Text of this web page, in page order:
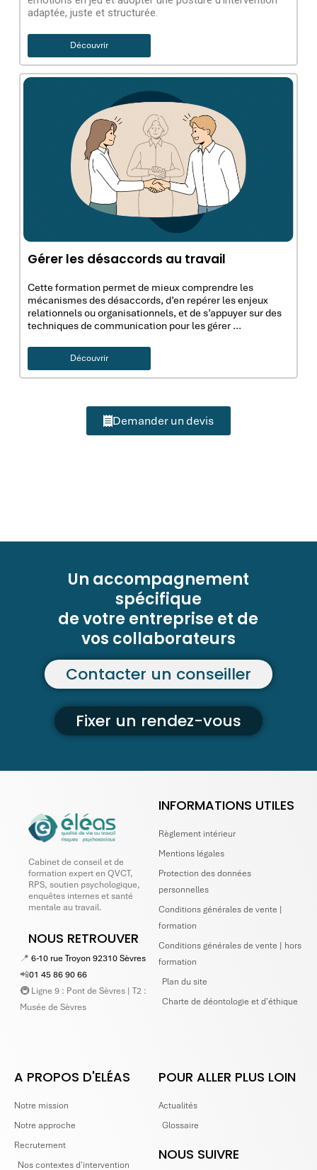
adaptée, juste et structurée.
Découvrir
Gérer les désaccords au travail
Cette formation permet de mieux comprendre les
mécanismes des désaccords, d’en repérer les enjeux
relationnels ou organisationnels, et de s’appuyer sur des
techniques de communication pour les gérer …
Découvrir
Demander un devis
Un accompagnement
spécifique
de votre entreprise et de
vos collaborateurs
Contacter un conseiller
Fixer un rendez-vous
Cabinet de conseil et de
formation expert en QVCT,
RPS, soutien psychologique,
enquêtes internes et santé
mentale au travail.
NOUS RETROUVER
📍 6-10 rue Troyon 92310 Sèvres
📲01 45 86 90 66
🚇 Ligne 9 : Pont de Sèvres | T2 :
Musée de Sèvres
INFORMATIONS UTILES
Règlement intérieur
Mentions légales
Protection des données
personnelles
Conditions générales de vente |
formation
Conditions générales de vente | hors
formation
Plan du site
Charte de déontologie et d'éthique
A PROPOS D'ELÉAS
Notre mission
Notre approche
Recrutement
Nos contextes d'intervention
POUR ALLER PLUS LOIN
Actualités
Glossaire
NOUS SUIVRE